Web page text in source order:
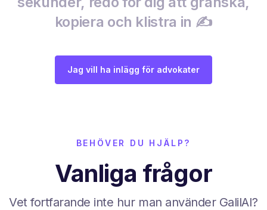
kopiera och klistra in ✍️
Jag vill ha inlägg för advokater
BEHÖVER DU HJÄLP?
Vanliga frågor
Vet fortfarande inte hur man använder GalilAI?